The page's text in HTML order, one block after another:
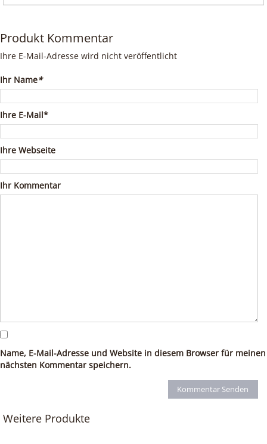
Produkt Kommentar
Ihre E-Mail-Adresse wird nicht veröffentlicht
Ihr Name*
Ihre E-Mail*
Ihre Webseite
Ihr Kommentar
Name, E-Mail-Adresse und Website in diesem Browser für meinen
nächsten Kommentar speichern.
Weitere Produkte